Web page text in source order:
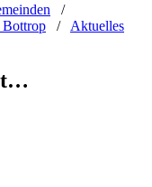
/
Bottrop / Aktuelles